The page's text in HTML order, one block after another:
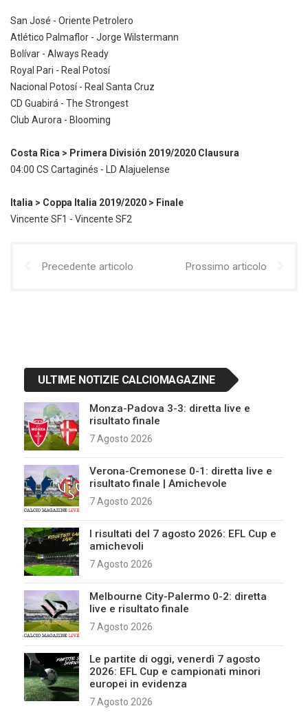
San José - Oriente Petrolero
Atlético Palmaflor - Jorge Wilstermann
Bolívar - Always Ready
Royal Pari - Real Potosí
Nacional Potosí - Real Santa Cruz
CD Guabirá - The Strongest
Club Aurora - Blooming
Costa Rica > Primera División 2019/2020 Clausura
04:00 CS Cartaginés - LD Alajuelense
Italia > Coppa Italia 2019/2020 > Finale
Vincente SF1 - Vincente SF2
Precedente articolo Prossimo articolo
ULTIME NOTIZIE CALCIOMAGAZINE
Monza-Padova 3-3: diretta live e
risultato finale
7 Agosto 2026
Verona-Cremonese 0-1: diretta live e
risultato finale | Amichevole
7 Agosto 2026
I risultati del 7 agosto 2026: EFL Cup e
amichevoli
7 Agosto 2026
Melbourne City-Palermo 0-2: diretta
live e risultato finale
7 Agosto 2026
Le partite di oggi, venerdì 7 agosto
2026: EFL Cup e campionati minori
europei in evidenza
7 Agosto 2026